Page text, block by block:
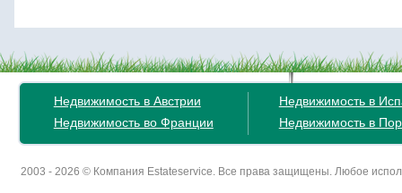
Недвижимость в Австрии
Недвижимость во Франции
Недвижимость в
Недвижимость в
2003 - 2026 © Компания Estateservice. Все права защищены. Любое